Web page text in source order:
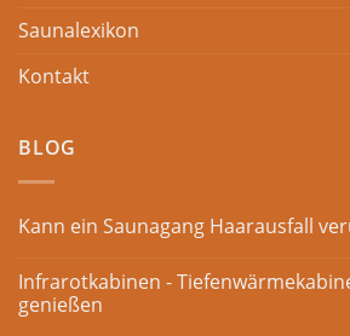
Saunalexikon
Kontakt
BLOG
Kann ein Saunagang Haarausfall
Infrarotkabinen -
genießen